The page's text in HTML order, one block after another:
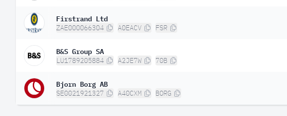
Firstrand Ltd
ZAE000066304 A0EACV FSR
B&S Group SA
LU1789205884 A2JE7W 70B
Bjorn Borg AB
SE0021921327 A40CXM BORG